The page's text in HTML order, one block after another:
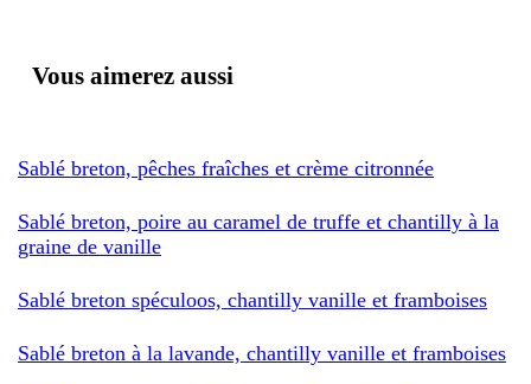
Vous aimerez aussi
Sablé breton, pêches fraîches et crème citronnée
Sablé breton, poire au caramel de truffe et chantilly à la
graine de vanille
Sablé breton spéculoos, chantilly vanille et framboises
Sablé breton à la lavande, chantilly vanille et framboises